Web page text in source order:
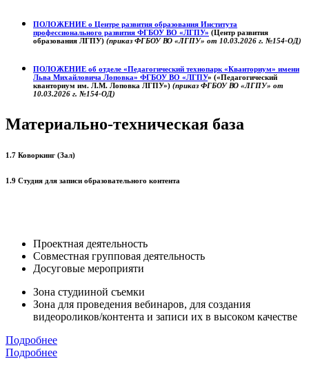
ПОЛОЖЕНИЕ о Центре развития образования Института
профессионального развития ФГБОУ ВО «ЛГПУ» (Центр развития
образования ЛГПУ) (приказ ФГБОУ ВО «ЛГПУ» от 10.03.2026 г. №154-ОД)
ПОЛОЖЕНИЕ об отделе «Педагогический технопарк «Кванториум» имени
Льва Михайловича Лоповка» ФГБОУ ВО «ЛГПУ» («Педагогический
кванториум им. Л.М. Лоповка ЛГПУ») (приказ ФГБОУ ВО «ЛГПУ» от
10.03.2026 г. №154-ОД)
Материально-техническая база
1.7 Коворкинг (Зал)
1.9 Студия для записи образовательного контента
Проектная деятельность
Совместная групповая деятельность
Досуговые мероприяти
Зона студииной съемки
Зона для проведения вебинаров, для создания
видеороликов/контента и записи их в высоком качестве
Подробнее
Подробнее